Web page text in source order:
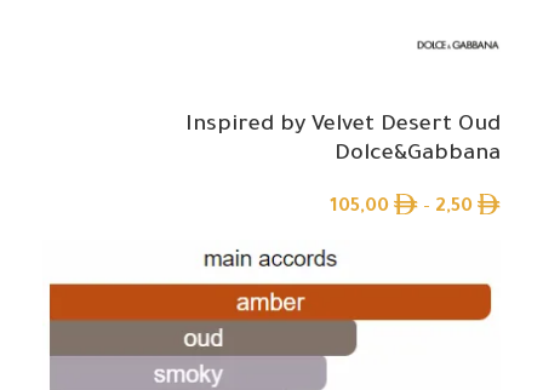
Inspired by Velvet Desert Oud
Dolce&Gabbana
2,50
–
105,00